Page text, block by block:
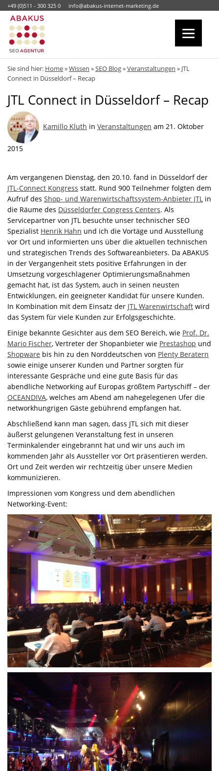
+49 (0)511 - 300 325 0 info@abakus-internet-marketing.de
Sie sind hier: Home»Wissen »SEO Blog»Veranstaltungen » JTL
Connect in Düsseldorf – Recap
JTL Connect in Düsseldorf – Recap
Kamillo Kluth in Veranstaltungen am 21. Oktober
2015
Am vergangenen Dienstag, den 20.10. fand in Düsseldorf der
JTL-Connect Kongress statt. Rund 900 Teilnehmer folgten dem
Aufruf des Shop- und Warenwirtschaftssystem-Anbieter JTL in
die Räume des Düsseldorfer Congress Centers. Als
Servicepartner von JTL besuchte unser technischer SEO
Spezialist Henrik Hahn und ich die Vortäge und Ausstellung
vor Ort und informierten uns über die aktuellen technischen
und strategischen Trends des Softwareanbieters. Da ABAKUS
in der Vergangenheit stets positive Erfahrungen in der
Umsetzung vorgeschlagener Optimierungsmaßnahmen
gemacht hat, ist das System, auch in seinen neusten
Entwicklungen, ein geeigneter Kandidat für unsere Kunden.
In Kombination mit dem Einsatz der JTL Warenwirtschaft wird
das System für viele Kunden zur Erfolgsgeschichte.
Einige bekannte Gesichter aus dem SEO Bereich, wie Prof. Dr.
Mario Fischer, Vertreter der Shopanbieter wie Prestashop und
Shopware bis hin zu den Norddeutschen von Plenty Beratern
sowie einige unserer Kunden und Partner sorgten für
interessante Gespräche und eine gute Basis für das
abendliche Networking auf Europas größtem Partyschiff – der
OCEANDIVA, welches am Abend am nahegelegenen Ufer die
networkhungrigen Gäste gebührend empfangen hat.
Abschließend kann man sagen, dass JTL sich mit dieser
äußerst gelungenen Veranstaltung fest in unseren
Terminkalender eingebrannt hat und wir uns auch im
kommenden Jahr als Aussteller vor Ort präsentieren werden.
Ort und Zeit werden wir rechtzeitig über unsere Medien
kommunizieren.
Impressionen vom Kongress und dem abendlichen
Networking-Event: